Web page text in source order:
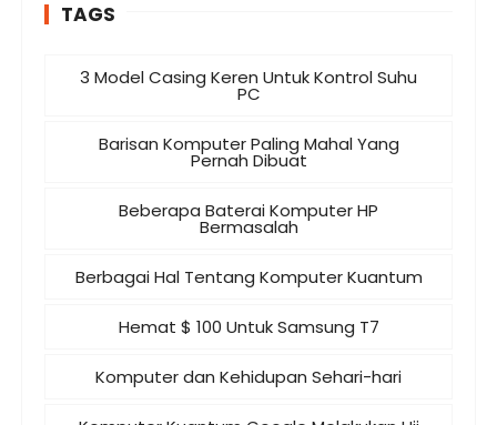
TAGS
3 Model Casing Keren Untuk Kontrol Suhu
PC
Barisan Komputer Paling Mahal Yang
Pernah Dibuat
Beberapa Baterai Komputer HP
Bermasalah
Berbagai Hal Tentang Komputer Kuantum
Hemat $ 100 Untuk Samsung T7
Komputer dan Kehidupan Sehari-hari